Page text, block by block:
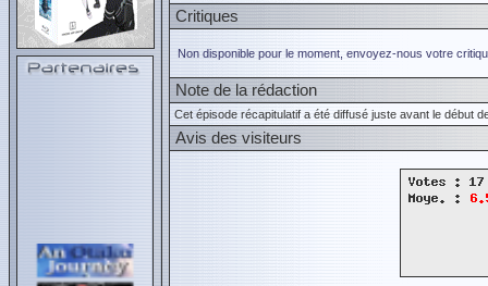
Critiques
Non disponible pour le moment, envoyez-nous votre
Note de la rédaction
Cet épisode récapitulatif a été diffusé juste avant le début
Avis des visiteurs